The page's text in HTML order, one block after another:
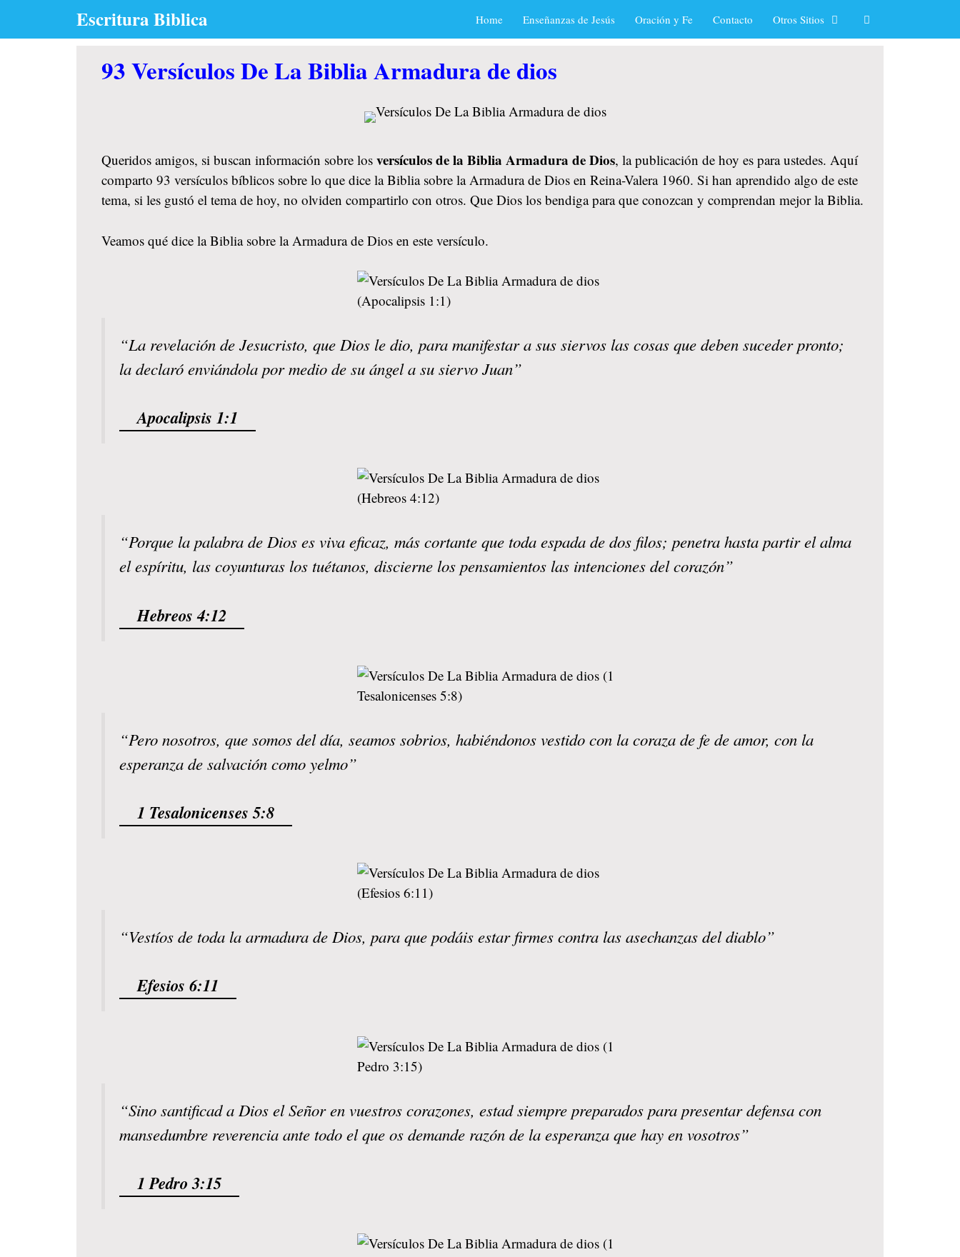
Escritura Biblica Home Enseñanzas de Jesús Oración y Fe Contacto Otros Sitios
93 Versículos De La Biblia Armadura de dios
Queridos amigos, si buscan información sobre los versículos de la Biblia Armadura de Dios, la publicación de hoy es para ustedes. Aquí
comparto 93 versículos bíblicos sobre lo que dice la Biblia sobre la Armadura de Dios en Reina-Valera 1960. Si han aprendido algo de este
tema, si les gustó el tema de hoy, no olviden compartirlo con otros. Que Dios los bendiga para que conozcan y comprendan mejor la Biblia.
Veamos qué dice la Biblia sobre la Armadura de Dios en este versículo.
“La revelación de Jesucristo, que Dios le dio, para manifestar a sus siervos las cosas que deben suceder pronto;
la declaró enviándola por medio de su ángel a su siervo Juan”
Apocalipsis 1:1
“Porque la palabra de Dios es viva eficaz, más cortante que toda espada de dos filos; penetra hasta partir el alma
el espíritu, las coyunturas los tuétanos, discierne los pensamientos las intenciones del corazón”
Hebreos 4:12
“Pero nosotros, que somos del día, seamos sobrios, habiéndonos vestido con la coraza de fe de amor, con la
esperanza de salvación como yelmo”
1 Tesalonicenses 5:8
“Vestíos de toda la armadura de Dios, para que podáis estar firmes contra las asechanzas del diablo”
Efesios 6:11
“Sino santificad a Dios el Señor en vuestros corazones, estad siempre preparados para presentar defensa con
mansedumbre reverencia ante todo el que os demande razón de la esperanza que hay en vosotros”
1 Pedro 3:15